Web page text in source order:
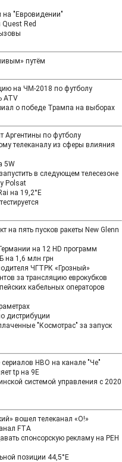
на "Евровидении"
Quest Red
путём
на ЧМ-2018 по футболу
ATV
о победе Трампа на выборах
Аргентины по футболу
телеканалу из сферы влияния
5W
в следующем телесезоне
Polsat
на 19,2°E
на пять пусков ракеты New Glenn
на 12 HD программ
на 1,6 млн грн
ЧГТРК «Грозный»
за трансляцию еврокубков
кабельных операторов
дистрибуции
"Космотрас" за запуск
HBO на канале "Че"
tp на 9E
системой управления с 2020
вошел телеканал «О!»
FTA
спонсорскую рекламу на РЕН
позиции 44,5°E